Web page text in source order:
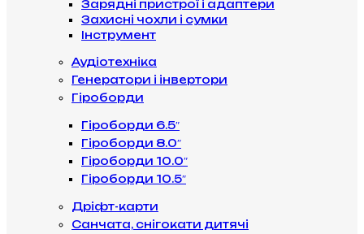
Зарядні пристрої і адаптери
Захисні чохли і сумки
Інструмент
Аудіотехніка
Генератори і інвертори
Гіроборди
Гіроборди 6.5″
Гіроборди 8.0″
Гіроборди 10.0″
Гіроборди 10.5″
Дріфт-карти
Санчата, снігокати дитячі